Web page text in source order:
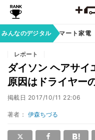
みんなのデジタル
族のデジタル スマート家電
レポート
ダイソン ヘアサイ
原因はドライヤー
掲載日 2017/10/11 22:06
著者： 伊森ちづる